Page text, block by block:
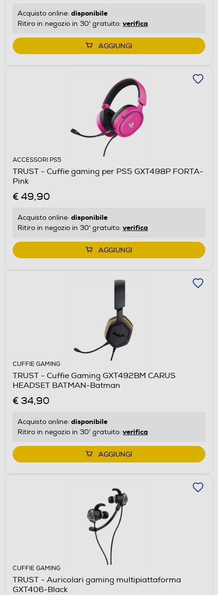
Acquisto online: disponibile
Ritiro in negozio in 30' gratuito: verifica
AGGIUNGI
ACCESSORI PS5
TRUST - Cuffie gaming per PS5 GXT498P FORTA-
Pink
€ 49,90
Acquisto online: disponibile
Ritiro in negozio in 30' gratuito: verifica
AGGIUNGI
CUFFIE GAMING
TRUST - Cuffie Gaming GXT492BM CARUS
HEADSET BATMAN-Batman
€ 34,90
Acquisto online: disponibile
Ritiro in negozio in 30' gratuito: verifica
AGGIUNGI
CUFFIE GAMING
TRUST - Auricolari gaming multipiattaforma
GXT406-Black